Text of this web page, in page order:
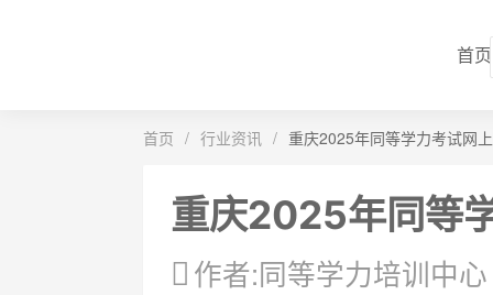
首页
首页 / 行业资讯 / 重庆2025年同等学力考试网
重庆2025年同等
作者:同等学力培训中心